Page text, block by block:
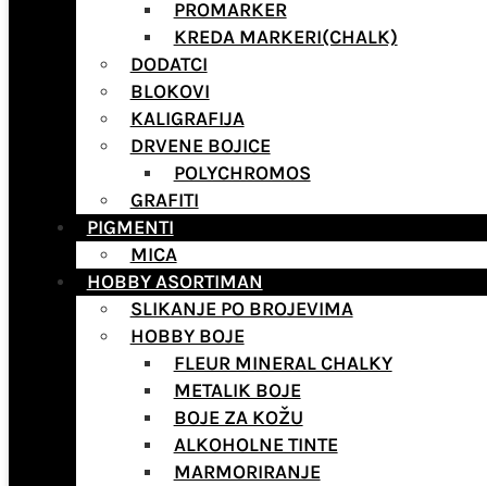
PROMARKER
KREDA MARKERI(CHALK)
DODATCI
BLOKOVI
KALIGRAFIJA
DRVENE BOJICE
POLYCHROMOS
GRAFITI
PIGMENTI
MICA
HOBBY ASORTIMAN
SLIKANJE PO BROJEVIMA
HOBBY BOJE
FLEUR MINERAL CHALKY
METALIK BOJE
BOJE ZA KOŽU
ALKOHOLNE TINTE
MARMORIRANJE